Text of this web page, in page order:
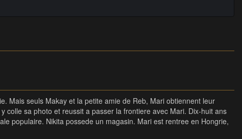
Mais seuls Makay et la petite amie de Reb, Mari obtiennent leur
sa photo et reussit a passer la frontiere avec Mari. Dix-huit ans
populaire. Nikita possede un magasin. Mari est rentree en Hongrie,